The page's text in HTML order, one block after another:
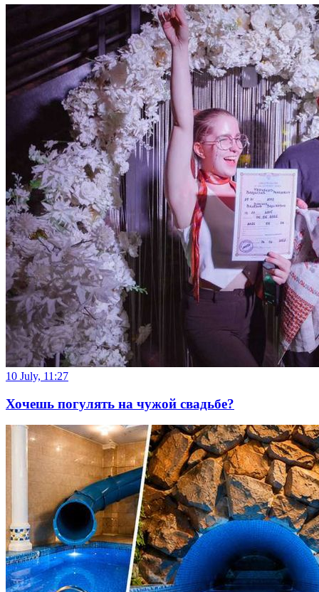
10 July, 11:27
Хочешь погулять на чужой свадьбе?